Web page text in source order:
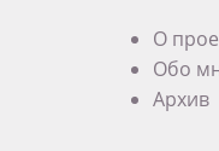
О
Обо
Архив